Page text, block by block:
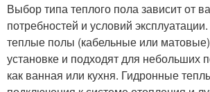
Выбор типа теплого пола зависит от
потребностей и условий
теплые полы (кабельные или
установке и подходят для небольших
как ванная или кухня. Гидронные